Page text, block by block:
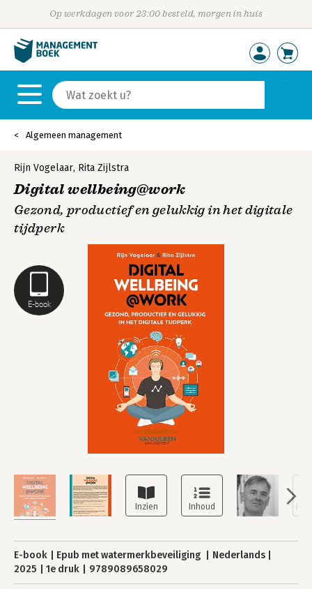
Op werkdagen voor 23:00 besteld, morgen in huis
Algemeen management
E-book
Rijn Vogelaar, Rita Zijlstra
Digital wellbeing@work
Gezond, productief en gelukkig in het digitale
tijdperk
E-book Epub met watermerkbeveiliging
Nederlands
2025
1e druk 9789089658029